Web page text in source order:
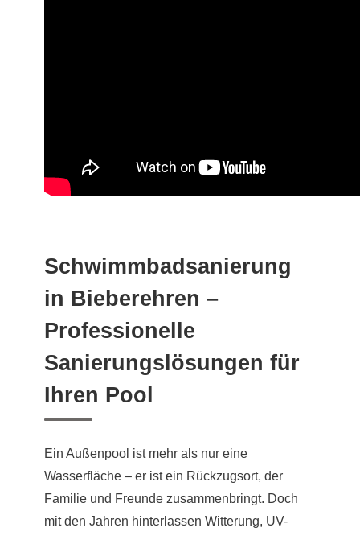
Schwimmbadsanierung
in Bieberehren –
Professionelle
Sanierungslösungen für
Ihren Pool
Ein Außenpool ist mehr als nur eine
Wasserfläche – er ist ein Rückzugsort, der
Familie und Freunde zusammenbringt. Doch
mit den Jahren hinterlassen Witterung, UV-